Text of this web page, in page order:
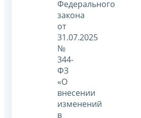
Федерального
закона
от
31.07.2025
№
344-
ФЗ
«О
внесении
изменений
в